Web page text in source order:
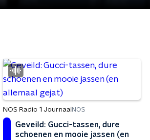
NOS Radio 1 Journaal NOS
Geveild: Gucci-tassen, dure
schoenen en mooie jassen (en